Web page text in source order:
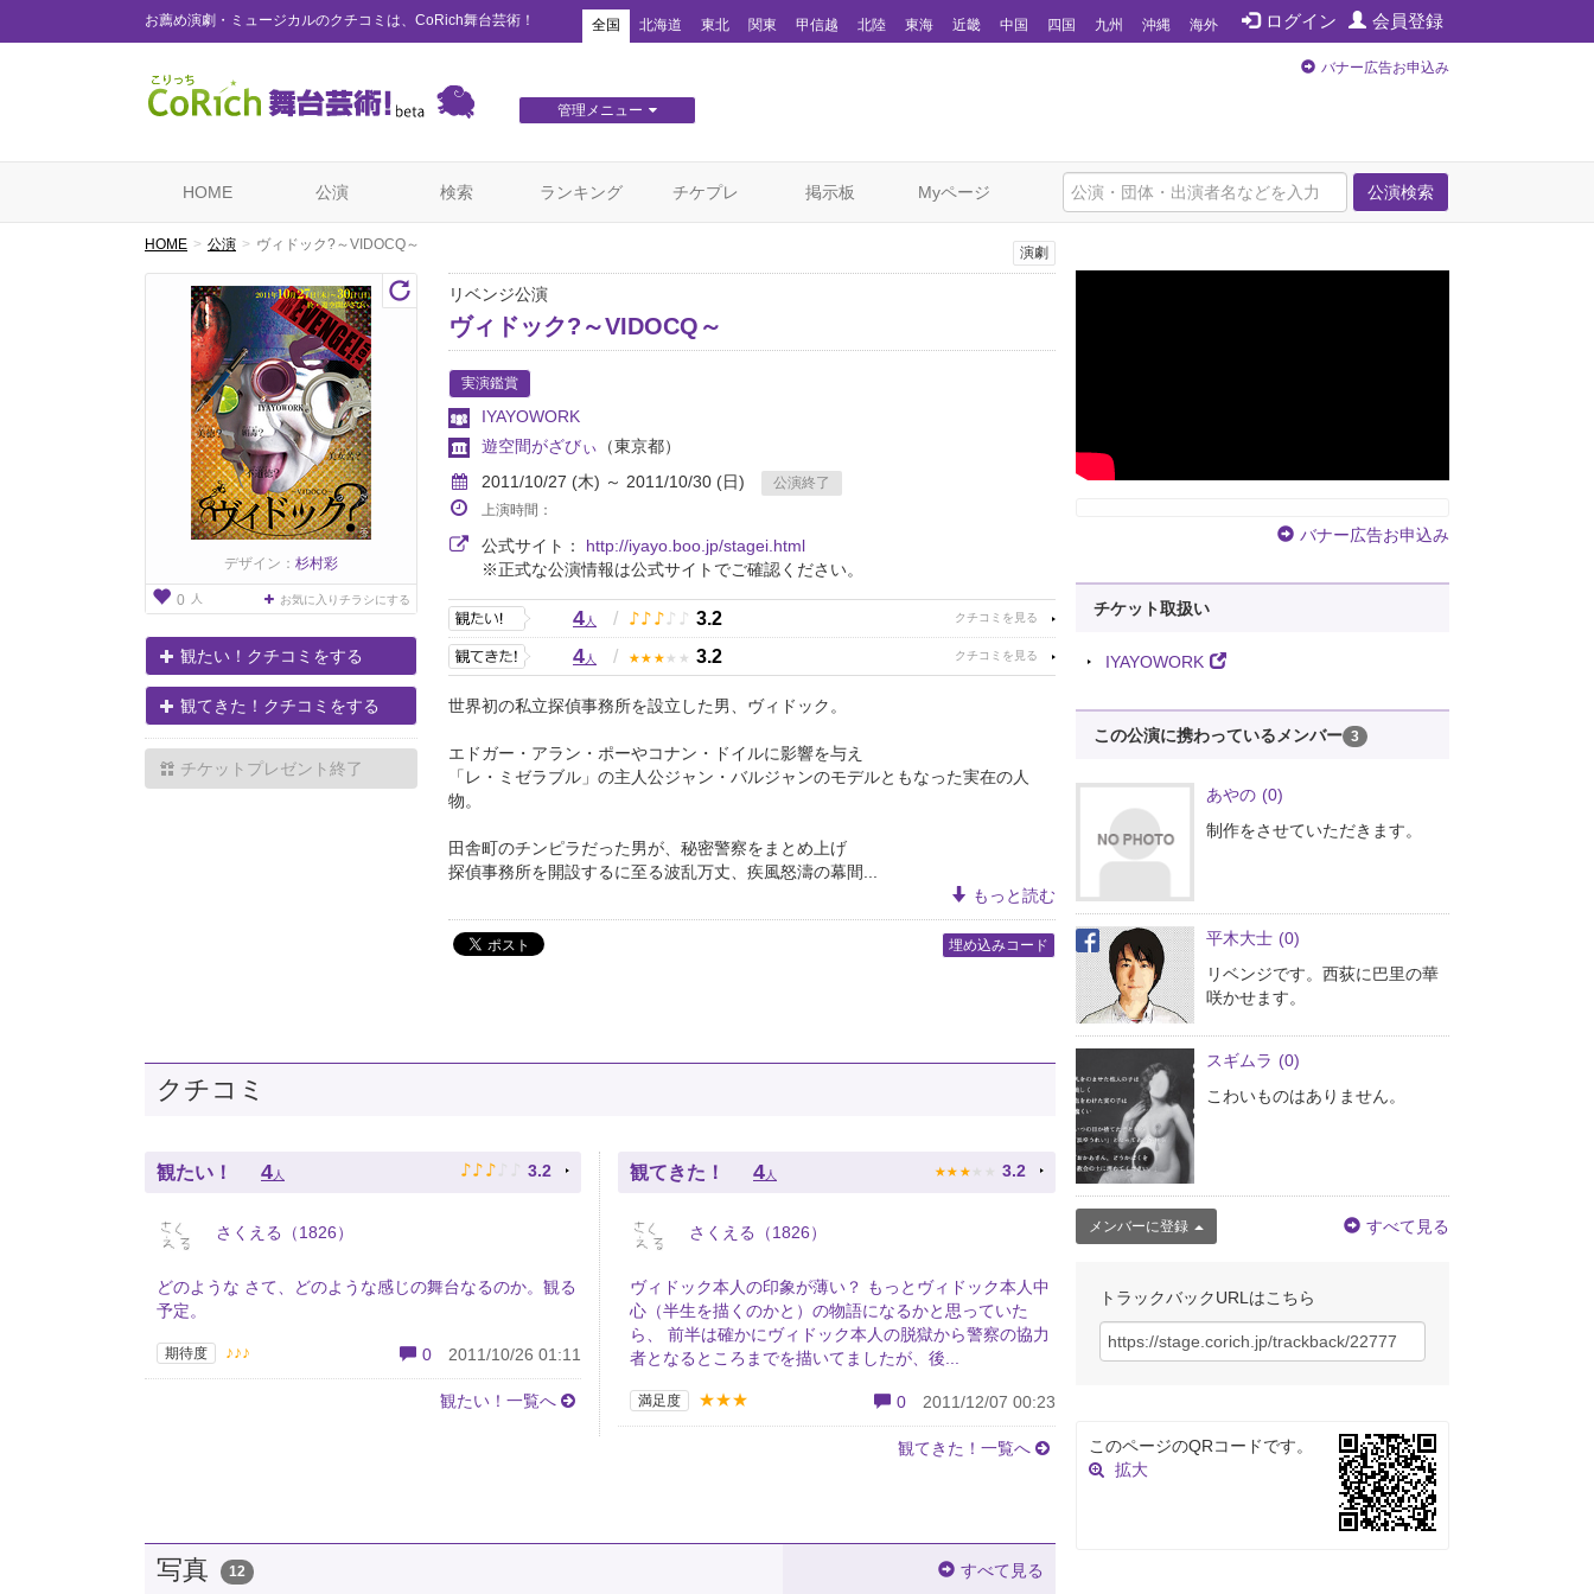
お薦め演劇・ミュージカルのクチコミは、CoRich舞台芸術！ ログイン 会員登録
全国 北海道 東北 関東 甲信越 北陸 東海 近畿 中国 四国 九州 沖縄 海外
管理メニュー
バナー広告お申込み
公演検索
HOME 公演 検索 ランキング チケプレ 掲示板 Myページ
HOME 公演 ヴィドック?～VIDOCQ～
デザイン： 杉村彩
0 人 お気に入りチラシにする
観たい！クチコミをする
観てきた！クチコミをする
チケットプレゼント終了
演劇
リベンジ公演
ヴィドック?～VIDOCQ～
実演鑑賞
IYAYOWORK
遊空間がざびぃ （東京都）
2011/10/27 (木) ～ 2011/10/30 (日)
公演終了
上演時間：
公式サイト： http://iyayo.boo.jp/stagei.html
※正式な公演情報は公式サイトでご確認ください。
4人 / ♪ ♪ ♪ ♪ ♪ 3.2
4人 / ★ ★ ★ ★ ★ 3.2
世界初の私立探偵事務所を設立した男、ヴィドック。
エドガー・アラン・ポーやコナン・ドイルに影響を与え
「レ・ミゼラブル」の主人公ジャン・バルジャンのモデルともなった実在の人
物。
田舎町のチンピラだった男が、秘密警察をまとめ上げ
探偵事務所を開設するに至る波乱万丈、疾風怒濤の幕間...
もっと読む
埋め込みコード
クチコミ
観たい！ 4 人 ♪ ♪ ♪ ♪ ♪ 3.2
さくえる（1826）
どのような さて、どのような感じの舞台なるのか。観る
予定。
期待度 ♪♪♪ 0 2011/10/26 01:11
観たい！一覧へ
観てきた！ 4 人 ★ ★ ★ ★ ★ 3.2
さくえる（1826）
ヴィドック本人の印象が薄い？ もっとヴィドック本人中
心（半生を描くのかと）の物語になるかと思っていた
ら、 前半は確かにヴィドック本人の脱獄から警察の協力
者となるところまでを描いてましたが、後...
満足度 ★★★ 0 2011/12/07 00:23
観てきた！一覧へ
写真 12 すべて見る
バナー広告お申込み
チケット取扱い
IYAYOWORK
この公演に携わっているメンバー 3
あやの (0)
制作をさせていただきます。
平木大士 (0)
リベンジです。西荻に巴里の華
咲かせます。
スギムラ (0)
こわいものはありません。
メンバーに登録 すべて見る
トラックバックURLはこちら
このページのQRコードです。
拡大